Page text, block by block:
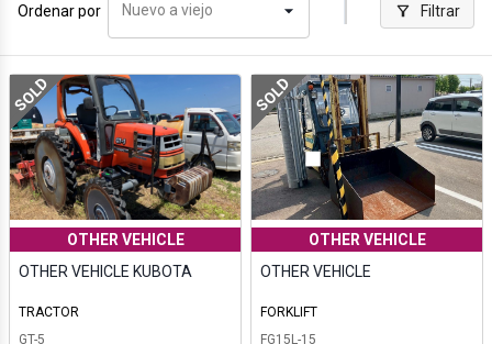
Ordenar por Nuevo a viejo Filtrar
SOLD
OTHER VEHICLE
OTHER VEHICLE KUBOTA
TRACTOR
GT-5
SOLD
OTHER VEHICLE
OTHER VEHICLE
FORKLIFT
FG15L-15